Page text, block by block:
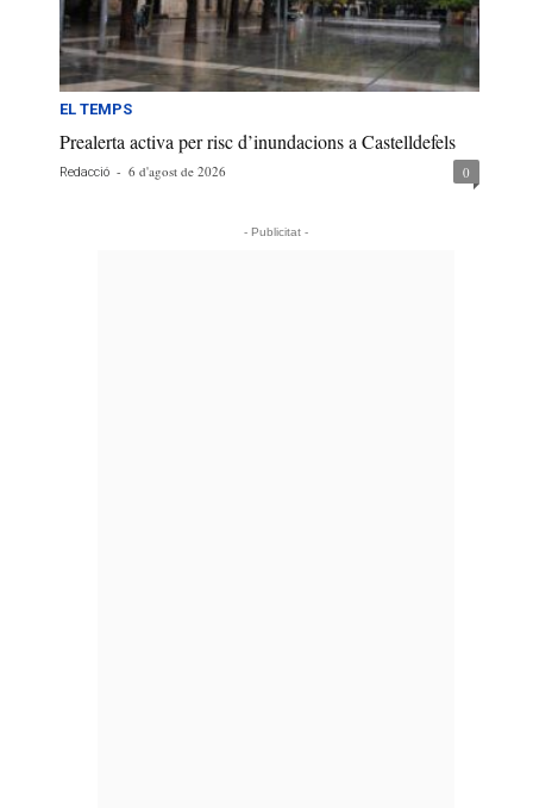
EL TEMPS
Prealerta activa per risc d’inundacions a Castelldefels
Redacció - 6 d'agost de 2026 0
- Publicitat -